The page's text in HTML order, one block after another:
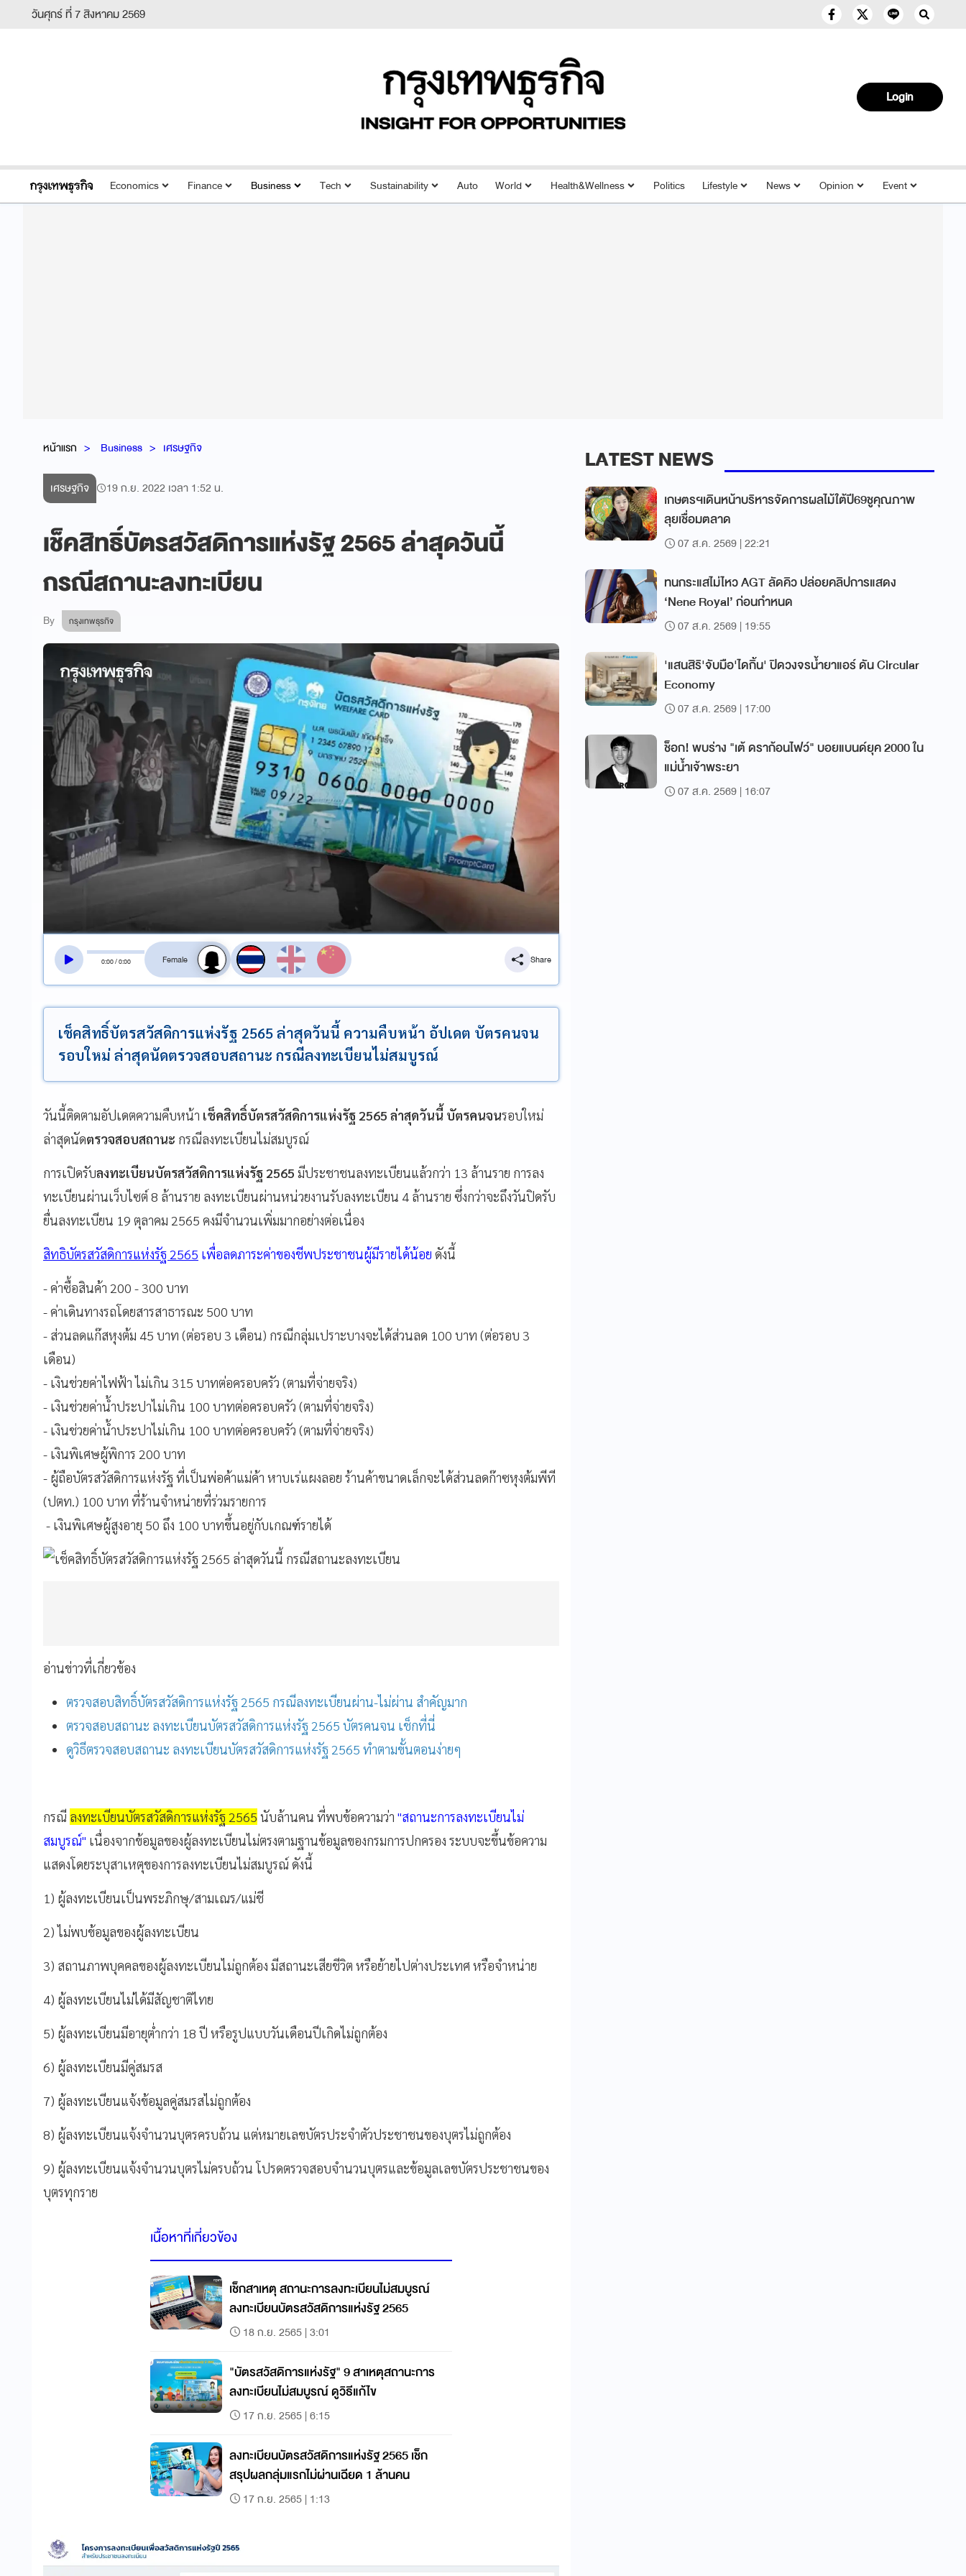
วันศุกร์ ที่ 7 สิงหาคม 2569
Login
Economics Finance Business Tech Sustainability Auto World Health&Wellness Politics Lifestyle News Opinion Event
หน้าแรก Business เศรษฐกิจ
เศรษฐกิจ 19 ก.ย. 2022 เวลา 1:52 น.
เช็คสิทธิ์บัตรสวัสดิการแห่งรัฐ 2565 ล่าสุดวันนี้
กรณีสถานะลงทะเบียน
By กรุงเทพธุรกิจ
0:00/0:00
สลับเสียงอ่าน
Share
เช็คสิทธิ์บัตรสวัสดิการแห่งรัฐ 2565 ล่าสุดวันนี้ ความคืบหน้า อัปเดต บัตรคนจน
รอบใหม่ ล่าสุดนัดตรวจสอบสถานะ กรณีลงทะเบียนไม่สมบูรณ์
วันนี้ติดตามอัปเดตความคืบหน้า เช็คสิทธิ์บัตรสวัสดิการแห่งรัฐ 2565 ล่าสุดวันนี้ บัตรคนจนรอบใหม่
ล่าสุดนัดตรวจสอบสถานะ กรณีลงทะเบียนไม่สมบูรณ์
การเปิดรับลงทะเบียนบัตรสวัสดิการแห่งรัฐ 2565 มีประชาชนลงทะเบียนแล้วกว่า 13 ล้านราย การลง
ทะเบียนผ่านเว็บไซต์ 8 ล้านราย ลงทะเบียนผ่านหน่วยงานรับลงทะเบียน 4 ล้านราย ซึ่งกว่าจะถึงวันปิดรับ
ยื่นลงทะเบียน 19 ตุลาคม 2565 คงมีจำนวนเพิ่มมากอย่างต่อเนื่อง
สิทธิบัตรสวัสดิการแห่งรัฐ 2565 เพื่อลดภาระค่าของชีพประชาชนผู้มีรายได้น้อย ดังนี้
- ค่าซื้อสินค้า 200 - 300 บาท
- ค่าเดินทางรถโดยสารสาธารณะ 500 บาท
- ส่วนลดแก๊สหุงต้ม 45 บาท (ต่อรอบ 3 เดือน) กรณีกลุ่มเปราะบางจะได้ส่วนลด 100 บาท (ต่อรอบ 3
เดือน)
- เงินช่วยค่าไฟฟ้า ไม่เกิน 315 บาทต่อครอบครัว (ตามที่จ่ายจริง)
- เงินช่วยค่าน้ำประปาไม่เกิน 100 บาทต่อครอบครัว (ตามที่จ่ายจริง)
- เงินช่วยค่าน้ำประปาไม่เกิน 100 บาทต่อครอบครัว (ตามที่จ่ายจริง)
- เงินพิเศษผู้พิการ 200 บาท
- ผู้ถือบัตรสวัสดิการแห่งรัฐ ที่เป็นพ่อค้าแม่ค้า หาบเร่แผงลอย ร้านค้าขนาดเล็กจะได้ส่วนลดก๊าซหุงต้มพีที
(ปตท.) 100 บาท ที่ร้านจำหน่ายที่ร่วมรายการ
- เงินพิเศษผู้สูงอายุ 50 ถึง 100 บาทขึ้นอยู่กับเกณฑ์รายได้
อ่านข่าวที่เกี่ยวข้อง
ตรวจสอบสิทธิ์บัตรสวัสดิการแห่งรัฐ 2565 กรณีลงทะเบียนผ่าน-ไม่ผ่าน สำคัญมาก
ตรวจสอบสถานะ ลงทะเบียนบัตรสวัสดิการแห่งรัฐ 2565 บัตรคนจน เช็กที่นี่
ดูวิธีตรวจสอบสถานะ ลงทะเบียนบัตรสวัสดิการแห่งรัฐ 2565 ทำตามขั้นตอนง่ายๆ
กรณี ลงทะเบียนบัตรสวัสดิการแห่งรัฐ 2565 นับล้านคน ที่พบข้อความว่า "สถานะการลงทะเบียนไม่
สมบูรณ์" เนื่องจากข้อมูลของผู้ลงทะเบียนไม่ตรงตามฐานข้อมูลของกรมการปกครอง ระบบจะขึ้นข้อความ
แสดงโดยระบุสาเหตุของการลงทะเบียนไม่สมบูรณ์ ดังนี้
1) ผู้ลงทะเบียนเป็นพระภิกษุ/สามเณร/แม่ชี
2) ไม่พบข้อมูลของผู้ลงทะเบียน
3) สถานภาพบุคคลของผู้ลงทะเบียนไม่ถูกต้อง มีสถานะเสียชีวิต หรือย้ายไปต่างประเทศ หรือจำหน่าย
4) ผู้ลงทะเบียนไม่ได้มีสัญชาติไทย
5) ผู้ลงทะเบียนมีอายุต่ำกว่า 18 ปี หรือรูปแบบวันเดือนปีเกิดไม่ถูกต้อง
6) ผู้ลงทะเบียนมีคู่สมรส
7) ผู้ลงทะเบียนแจ้งข้อมูลคู่สมรสไม่ถูกต้อง
8) ผู้ลงทะเบียนแจ้งจำนวนบุตรครบถ้วน แต่หมายเลขบัตรประจำตัวประชาชนของบุตรไม่ถูกต้อง
9) ผู้ลงทะเบียนแจ้งจำนวนบุตรไม่ครบถ้วน โปรดตรวจสอบจำนวนบุตรและข้อมูลเลขบัตรประชาชนของ
บุตรทุกราย
เนื้อหาที่เกี่ยวข้อง
เช็กสาเหตุ สถานะการลงทะเบียนไม่สมบูรณ์
ลงทะเบียนบัตรสวัสดิการแห่งรัฐ 2565
18 ก.ย. 2565 | 3:01
"บัตรสวัสดิการแห่งรัฐ" 9 สาเหตุสถานะการ
ลงทะเบียนไม่สมบูรณ์ ดูวิธีแก้ไข
17 ก.ย. 2565 | 6:15
ลงทะเบียนบัตรสวัสดิการแห่งรัฐ 2565 เช็ก
สรุปผลกลุ่มแรกไม่ผ่านเฉียด 1 ล้านคน
17 ก.ย. 2565 | 1:13
LATEST NEWS
เกษตรฯเดินหน้าบริหารจัดการผลไม้ใต้ปี69ชูคุณภาพ
ลุยเชื่อมตลาด
07 ส.ค. 2569 | 22:21
ทนกระแสไม่ไหว AGT ลัดคิว ปล่อยคลิปการแสดง
‘Nene Royal’ ก่อนกำหนด
07 ส.ค. 2569 | 19:55
'แสนสิริ'จับมือ'ไดกิ้น' ปิดวงจรน้ำยาแอร์ ดัน Circular
Economy
07 ส.ค. 2569 | 17:00
ช็อก! พบร่าง "เต้ ดราก้อนไฟว์" บอยแบนด์ยุค 2000 ใน
แม่น้ำเจ้าพระยา
07 ส.ค. 2569 | 16:07